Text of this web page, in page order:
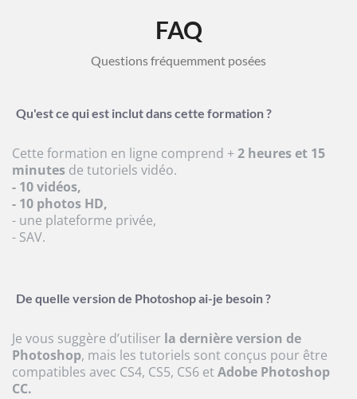
FAQ
Questions fréquemment posées
Qu'est ce qui est inclut dans cette formation ?
Cette formation en ligne comprend +2 heures et 15
minutes de tutoriels vidéo.
- 10 vidéos,
- 10 photos HD,
- une plateforme privée,
- SAV.
De quelle version de Photoshop ai-je besoin ?
Je vous suggère d’utiliser la dernière version de
Photoshop, mais les tutoriels sont conçus pour être
compatibles avec CS4, CS5, CS6 etAdobe Photoshop
CC.